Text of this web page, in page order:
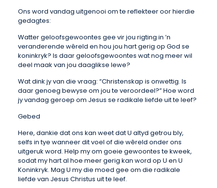
Ons word vandag uitgenooi om te reflekteer oor hierdie
gedagtes:
Watter geloofsgewoontes gee vir jou rigting in ’n
veranderende wêreld en hou jou hart gerig op God se
koninkryk? Is daar geloofsgewoontes wat nog meer wil
deel maak van jou daaglikse lewe?
Wat dink jy van die vraag: “Christenskap is onwettig. Is
daar genoeg bewyse om jou te veroordeel?” Hoe word
jy vandag geroep om Jesus se radikale liefde uit te leef?
Gebed
Here, dankie dat ons kan weet dat U altyd getrou bly,
selfs in tye wanneer dit voel of die wêreld onder ons
uitgeruk word. Help my om goeie gewoontes te kweek,
sodat my hart al hoe meer gerig kan word op U en U
Koninkryk. Mag U my die moed gee om die radikale
liefde van Jesus Christus uit te leef.